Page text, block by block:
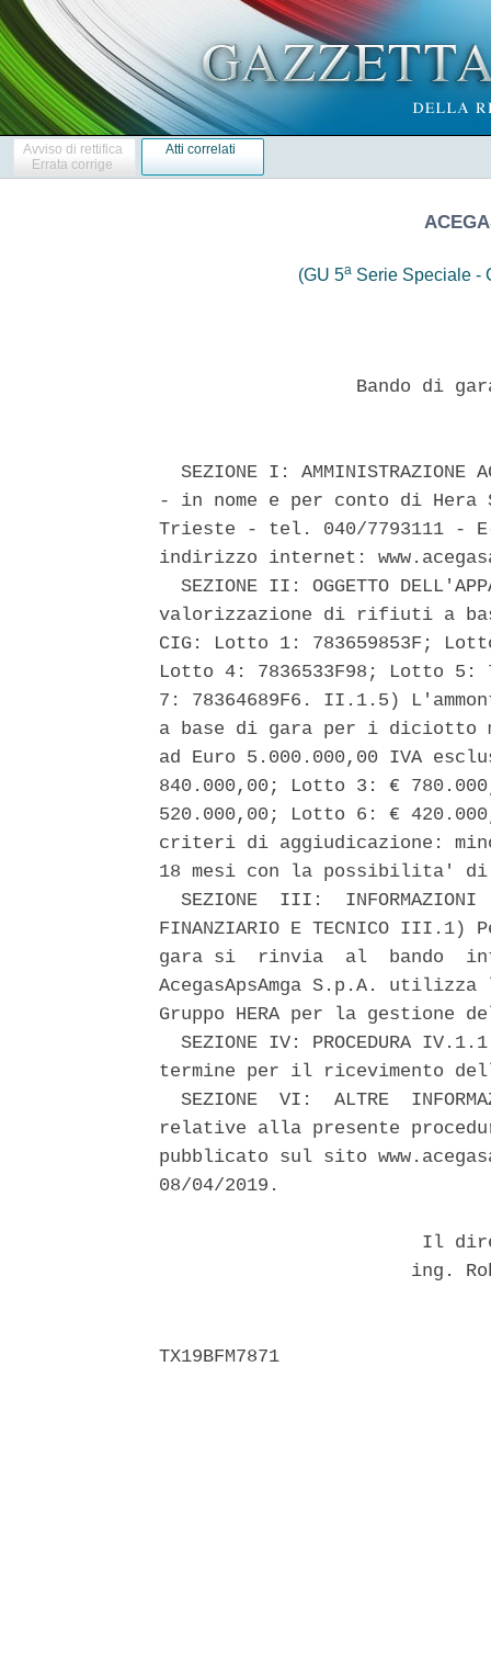
Avviso di rettifica
Errata corrige
Atti correlati
(GU 5a Serie Speciale -
Bando di
SEZIONE I: AMMINISTRAZIONE
- in nome e per conto di
Trieste - tel. 040/7793111 -
indirizzo internet:
SEZIONE II: OGGETTO
valorizzazione di rifiuti a
CIG: Lotto 1: 783659853F;
Lotto 4: 7836533F98; Lotto 5:
7: 78364689F6. II.1.5)
a base di gara per i diciotto
ad Euro 5.000.000,00 IVA
840.000,00; Lotto 3: €
520.000,00; Lotto 6: €
criteri di aggiudicazione:
18 mesi con la possibilita'
SEZIONE  III:  INFORMAZIONI
FINANZIARIO E TECNICO
gara si  rinvia  al  bando
AcegasApsAmga S.p.A.
Gruppo HERA per la gestione
SEZIONE IV: PROCEDURA
termine per il ricevimento
SEZIONE  VI:  ALTRE
relative alla presente
pubblicato sul sito
08/04/2019.
Il
ing.